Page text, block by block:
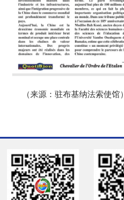
（来源：驻布基纳法索使馆）